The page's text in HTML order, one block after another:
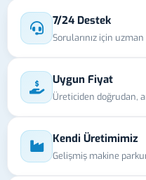
7/24 Destek
Sorularınız için
Uygun Fiyat
Üreticiden doğrudan,
Kendi Üretimimiz
Gelişmiş makine